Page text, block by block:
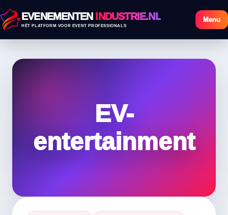
EVENEMENTEN INDUSTRIE.NL
HÉT PLATFORM VOOR EVENT PROFESSIONALS
Menu
EV-
entertainment